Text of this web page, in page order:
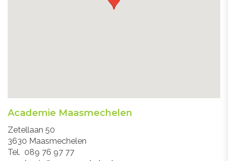
Academie Maasmechelen
Adres
Zetellaan 50
3630 Maasmechelen
Tel.
089 76 97 77